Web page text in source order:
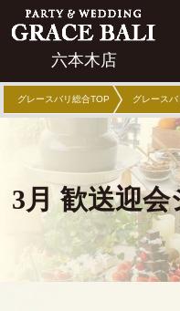
六本木店
グレースバリ総合TOP グレース
3月 歓送迎